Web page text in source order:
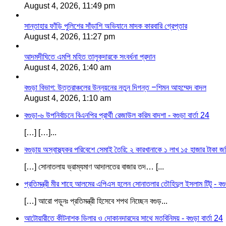
August 4, 2026, 11:49 pm
সান্তাহার ফাঁড়ি পুলিশের সাঁড়াশি অভিযানে মাদক কারবারি গ্রেপ্তার
August 4, 2026, 11:27 pm
আদমদীঘিতে এমপি মহিত তালুকদারকে সংবর্ধনা প্রদান
August 4, 2026, 1:40 am
বগুড়া বিভাগ: উত্তরাঞ্চলের উন্নয়নের নতুন দিগন্ত –শিমন আহম্মেদ বাদল
August 4, 2026, 1:10 am
বগুড়া-৬ উপনির্বাচনে বিএনপির প্রার্থী রেজাউল করিম বাদশা - বগুড়া বার্তা 24
[…] […]...
বগুড়ায় অস্বাস্থ্যকর পরিবেশে সেমাই তৈরি: ২ কারখানাকে ১ লাখ ১৫ হাজার টাকা
[…] সোনাতলায় ভ্রাম্যমাণ আদালতের বাজার তদ… [...
প্রতিমন্ত্রী মীর শাহে আলমের এপিএস হলেন সোনাতলার তৌহিদুল ইসলাম টিটু -
[…] আরো পড়ূনঃ প্রতিমন্ত্রী হিসেবে শপথ নিচ্ছেন বগুড়...
আটোয়ারীতে কীটনাশক ডিলার ও দোকানদারদের সাথে মতবিনিময় - বগুড়া বার্তা 24